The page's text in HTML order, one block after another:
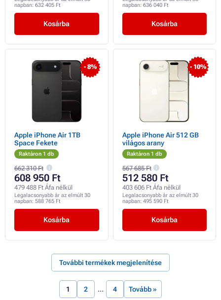
napban: 632 405 Ft
Kosárba
napban: 636 040 Ft
Kosárba
- 8%
Apple iPhone Air 1TB
Space Fekete
Raktáron 1 db
662 310 Ft
608 950 Ft
479 488 Ft Áfa nélkül
Legalacsonyabb ár az elmúlt 30
napban: 588 765 Ft
Kosárba
- 10%
Apple iPhone Air 512 GB
világos arany
Raktáron 1 db
567 685 Ft
512 580 Ft
403 606 Ft Áfa nélkül
Legalacsonyabb ár az elmúlt 30
napban: 495 590 Ft
Kosárba
További termékek megjelenítése
1 2 4 Tovább »